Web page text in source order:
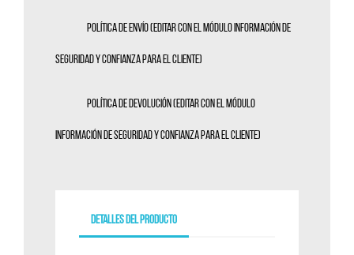
Política de envío (editar con el módulo Información de
seguridad y confianza para el cliente)
Política de devolución (editar con el módulo
Información de seguridad y confianza para el cliente)
Detalles del producto